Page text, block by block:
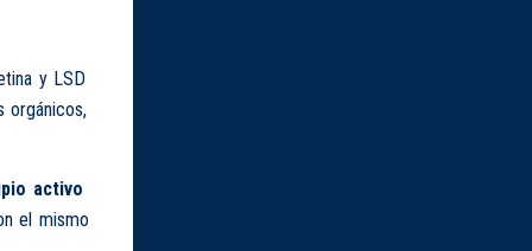
y LSD
orgánicos,
activo
el mismo